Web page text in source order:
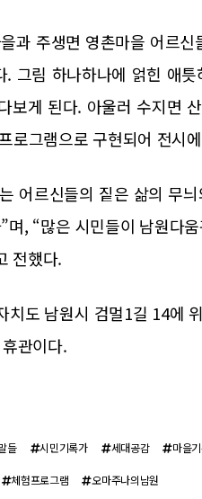
과 주생면 영촌마을 어르
그림 하나하나에 얽힌 애
보게 된다. 아울러 수지면
로그램으로 구현되어 전시
어르신들의 짙은 삶의 무
며, “많은 시민들이 남원다
전했다.
치도 남원시 검멀1길 14에
관이다.
들 시민기록가 세대공감 마을
체험프로그램 오마주나의남원